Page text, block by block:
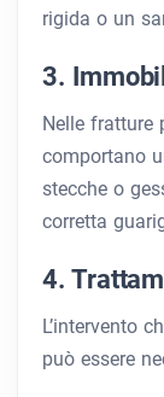
rigida o un
3.
Nelle fratture
comportano
stecche o
corretta
4.
L’intervento
può essere